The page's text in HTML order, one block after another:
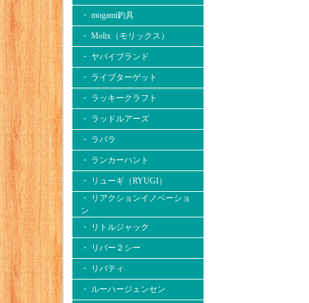
・ mogami釣具
・ Molix（モリックス）
・ ヤバイブランド
・ ライブターゲット
・ ラッキークラフト
・ ラッドルアーズ
・ ラパラ
・ ランカーハント
・ リューギ（RYUGI）
・ リアクションイノベーショ
ン
・ リトルジャック
・ リバー２シー
・ リバティ
・ ルーハージェンセン